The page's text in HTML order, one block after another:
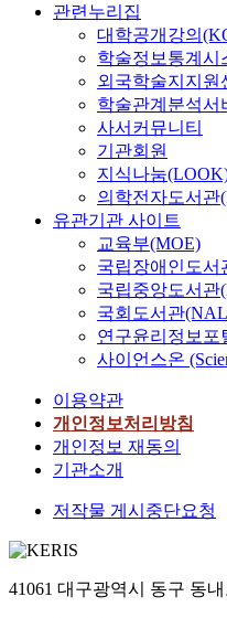
관련누리집
대학공개강의
학술정보통계시
외국학술지지원
학술관계분석서
사서커뮤니티
기관회원
지식나눔
의학전자도서관
유관기관 사이트
교육부(MOE)
국립장애인도서
국립중앙도서관
국회도서관
연구윤리정보포
사이언스온
이용약관
개인정보처리방침
개인정보 재동의
기관소개
저작물 게시중단요청
41061 대구광역시 동구 동